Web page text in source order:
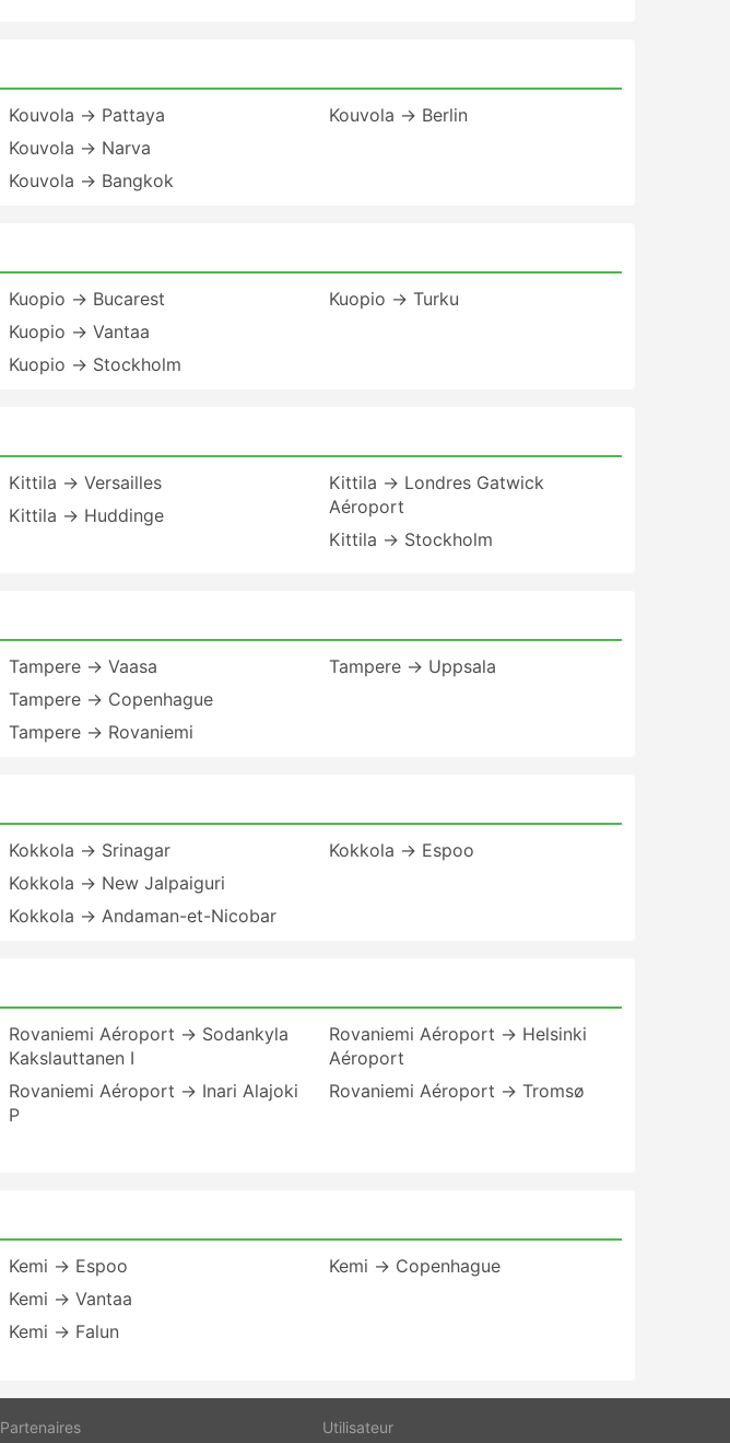
Kouvola → Pattaya
Kouvola → Narva
Kouvola → Bangkok
Kouvola → Berlin
Kuopio → Bucarest
Kuopio → Vantaa
Kuopio → Stockholm
Kuopio → Turku
Kittila → Versailles
Kittila → Huddinge
Kittila → Londres Gatwick
Aéroport
Kittila → Stockholm
Tampere → Vaasa
Tampere → Copenhague
Tampere → Rovaniemi
Tampere → Uppsala
Kokkola → Srinagar
Kokkola → New Jalpaiguri
Kokkola → Andaman-et-Nicobar
Kokkola → Espoo
Rovaniemi Aéroport → Sodankyla
Kakslauttanen I
Rovaniemi Aéroport → Inari Alajoki
P
Rovaniemi Aéroport → Helsinki
Aéroport
Rovaniemi Aéroport → Tromsø
Kemi → Espoo
Kemi → Vantaa
Kemi → Falun
Kemi → Copenhague
Partenaires Utilisateur